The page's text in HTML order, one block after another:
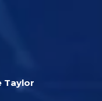
Taylor